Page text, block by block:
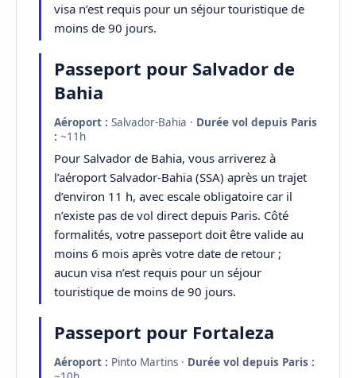
visa n’est requis pour un séjour touristique de
moins de 90 jours.
Passeport pour Salvador de
Bahia
Aéroport : Salvador-Bahia · Durée vol depuis Paris
: ~11h
Pour Salvador de Bahia, vous arriverez à
l’aéroport Salvador-Bahia (SSA) après un trajet
d’environ 11 h, avec escale obligatoire car il
n’existe pas de vol direct depuis Paris. Côté
formalités, votre passeport doit être valide au
moins 6 mois après votre date de retour ;
aucun visa n’est requis pour un séjour
touristique de moins de 90 jours.
Passeport pour Fortaleza
Aéroport : Pinto Martins · Durée vol depuis Paris :